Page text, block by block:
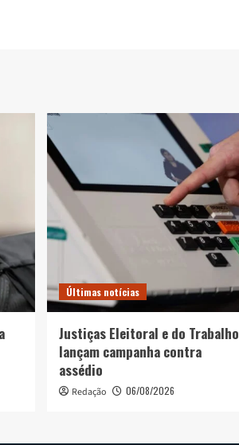
Últimas notícias
Justiças Eleitoral e do Trabalho
lançam campanha contra
assédio
Redação 06/08/2026